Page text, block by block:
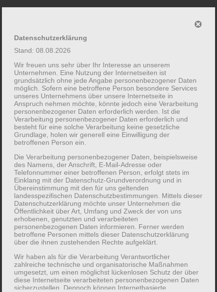
Skip
contentfachkräfte und
auszubildende aus
tunesien
Shop
© 2019 Admission Health Tunisia |
Datenschutzerklärung
Stand: 08.08.2026
Wir freuen uns sehr über Ihr Interesse an unserem
Unternehmen. Eine Nutzung der Internetseiten ist
grundsätzlich ohne jede Angabe personenbezogener Daten
möglich. Sofern eine betroffene Person besondere Services
unseres Unternehmens über unsere Internetseite in
Anspruch nehmen möchte, könnte jedoch eine Verarbeitung
personenbezogener Daten erforderlich werden. Ist die
Verarbeitung personenbezogener Daten erforderlich und
besteht für eine solche Verarbeitung keine gesetzliche
Grundlage, holen wir generell eine Einwilligung der
betroffenen Person ein.
Die Verarbeitung personenbezogener Daten, beispielsweise
des Namens, der Anschrift, E-Mail-Adresse oder
Telefonnummer einer betroffenen Person, erfolgt stets im
Einklang mit der Datenschutz-Grundverordnung und in
Übereinstimmung mit den für uns geltenden
landesspezifischen Datenschutzbestimmungen. Mittels dieser
Datenschutzerklärung möchte unser Unternehmen die
Öffentlichkeit über Art, Umfang und Zweck der von uns
erhobenen, genutzten und verarbeiteten
personenbezogenen Daten informieren. Ferner werden
betroffene Personen mittels dieser Datenschutzerklärung
über die ihnen zustehenden Rechte aufgeklärt.
Wir haben als für die Verarbeitung Verantwortlicher
zahlreiche technische und organisatorische Maßnahmen
umgesetzt, um einen möglichst lückenlosen Schutz der über
diese Internetseite verarbeiteten personenbezogenen Daten
sicherzustellen. Dennoch können Internetbasierte